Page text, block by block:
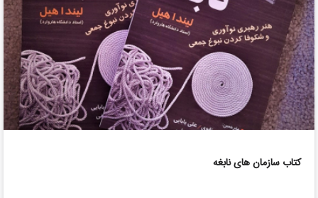
کتاب سازمان های نابغه